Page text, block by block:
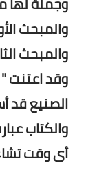
والمبحث
والمبحث
وقد اعتنت
الصنيع قد
والكتاب
أى وقت